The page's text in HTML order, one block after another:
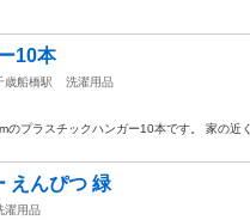
10本
歳船橋駅
洗濯用品
のプラスチックハンガー10本です。 家の近
えんぴつ 緑
濯用品